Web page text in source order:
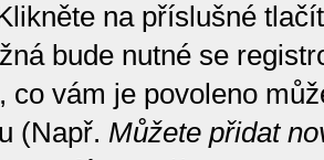
na příslušné
bude nutné se
co vám je povoleno
(Např. Můžete přidat